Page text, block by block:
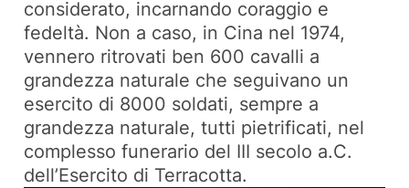
considerato, incarnando coraggio e
fedeltà. Non a caso, in Cina nel 1974,
vennero ritrovati ben 600 cavalli a
grandezza naturale che seguivano un
esercito di 8000 soldati, sempre a
grandezza naturale, tutti pietrificati, nel
complesso funerario del III secolo a.C.
dell’Esercito di Terracotta.